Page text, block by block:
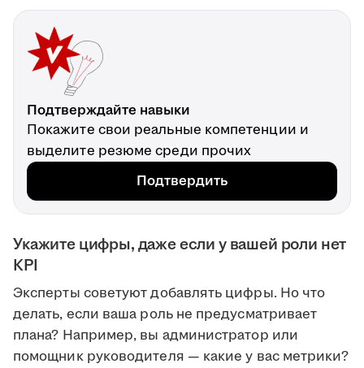
Подтверждайте навыки
Покажите свои реальные компетенции и
выделите резюме среди прочих
Подтвердить
Укажите цифры, даже если у вашей роли нет
KPI
Эксперты советуют добавлять цифры. Но что
делать, если ваша роль не предусматривает
плана? Например, вы администратор или
помощник руководителя — какие у вас метрики?